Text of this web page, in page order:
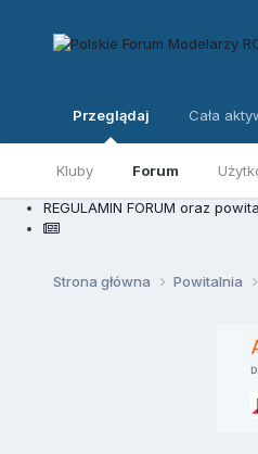
Przeglądaj
Kluby Forum
Cała
REGULAMIN FORUM oraz
Strona główna Powitalnia